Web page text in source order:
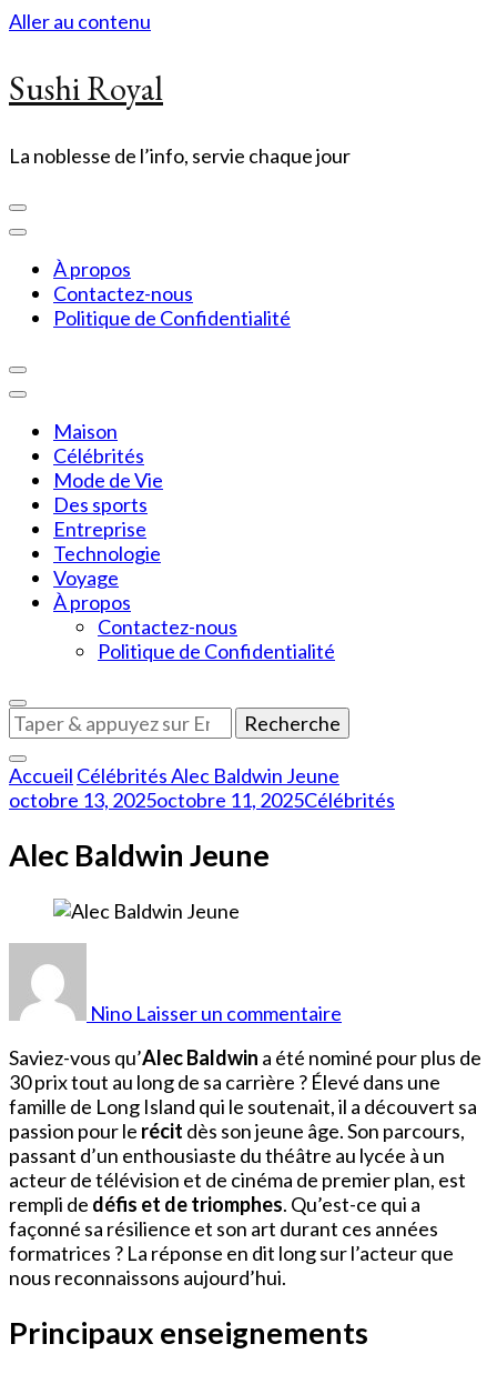
Aller au contenu
Sushi Royal
La noblesse de l’info, servie chaque jour
À propos
Contactez-nous
Politique de Confidentialité
Maison
Célébrités
Mode de Vie
Des sports
Entreprise
Technologie
Voyage
À propos
Contactez-nous
Politique de Confidentialité
Vous
recherchiez
quelque
chose
?
Accueil CélébritésAlec Baldwin Jeune
octobre 13, 2025octobre 11, 2025Célébrités
Alec Baldwin Jeune
Nino Laisser un commentaire
Jeune
Saviez-vous qu’Alec Baldwin a été nominé pour plus de
30 prix tout au long de sa carrière ? Élevé dans une
famille de Long Island qui le soutenait, il a découvert sa
passion pour le récit dès son jeune âge. Son parcours,
passant d’un enthousiaste du théâtre au lycée à un
acteur de télévision et de cinéma de premier plan, est
rempli de défis et de triomphes. Qu’est-ce qui a
façonné sa résilience et son art durant ces années
formatrices ? La réponse en dit long sur l’acteur que
nous reconnaissons aujourd’hui.
Principaux enseignements